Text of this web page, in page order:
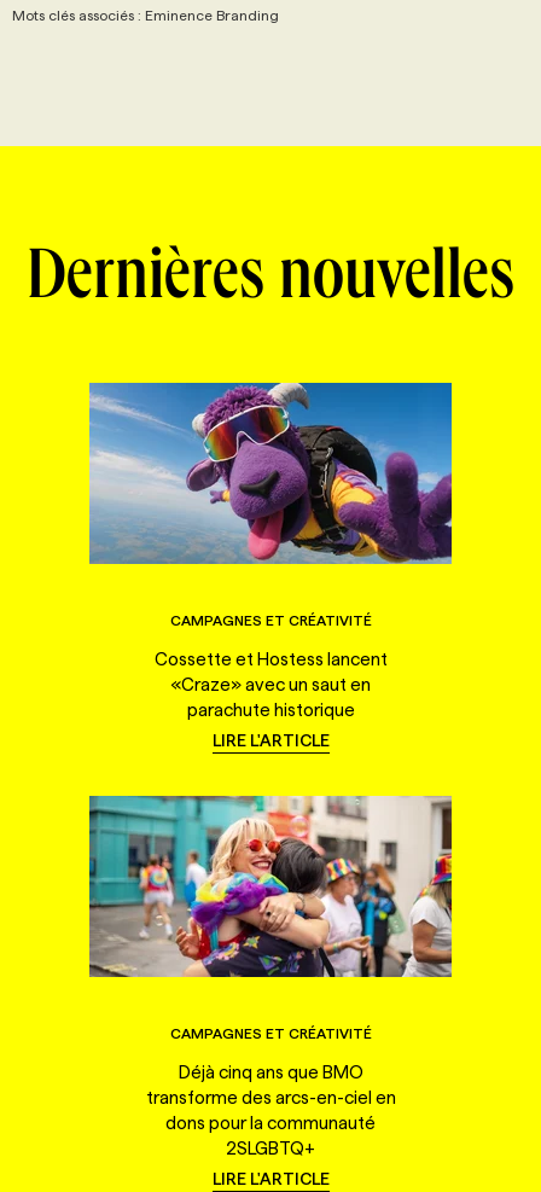
Mots clés associés : Eminence Branding
Dernières nouvelles
CAMPAGNES ET CRÉATIVITÉ
Cossette et Hostess lancent
«Craze» avec un saut en
parachute historique
LIRE L'ARTICLE
CAMPAGNES ET CRÉATIVITÉ
Déjà cinq ans que BMO
transforme des arcs-en-ciel en
dons pour la communauté
2SLGBTQ+
LIRE L'ARTICLE